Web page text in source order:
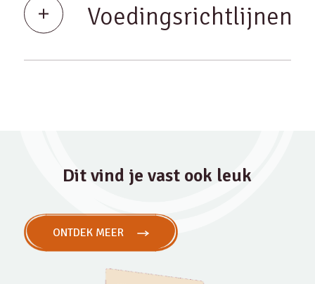
Voedingsrichtlijnen
Dit vind je vast ook leuk
ONTDEK MEER